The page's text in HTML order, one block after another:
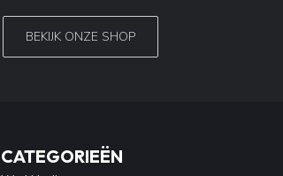
BEKIJK ONZE SHOP
CATEGORIEËN